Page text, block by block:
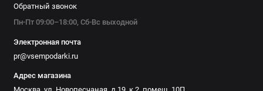
Обратный звонок
Пн-Пт 09:00–18:00, Сб-Вс выходной
Электронная почта
pr@vsempodarki.ru
Адрес магазина